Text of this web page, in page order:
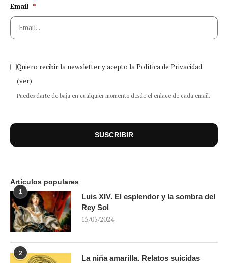
Email *
Quiero recibir la newsletter y acepto la Política de Privacidad.
(ver)
Puedes darte de baja en cualquier momento desde el enlace de cada email.
Artículos populares
1
Luis XIV. El esplendor y la sombra del
Rey Sol
15/05/2024
2
La niña amarilla. Relatos suicidas